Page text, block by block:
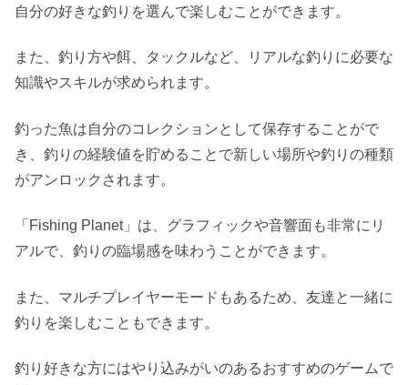
自分の好きな釣りを選んで楽しむことができます。
また、釣り方や餌、タックルなど、リアルな釣りに必要な
知識やスキルが求められます。
釣った魚は自分のコレクションとして保存することがで
き、釣りの経験値を貯めることで新しい場所や釣りの種類
がアンロックされます。
「Fishing Planet」は、グラフィックや音響面も非常にリ
アルで、釣りの臨場感を味わうことができます。
また、マルチプレイヤーモードもあるため、友達と一緒に
釣りを楽しむこともできます。
釣り好きな方にはやり込みがいのあるおすすめのゲームで